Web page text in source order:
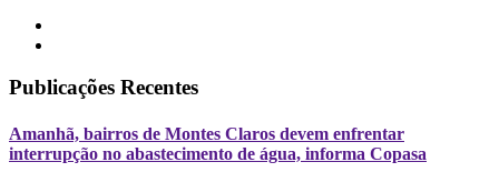
Publicações Recentes
Amanhã, bairros de Montes Claros devem enfrentar
interrupção no abastecimento de água, informa Copasa